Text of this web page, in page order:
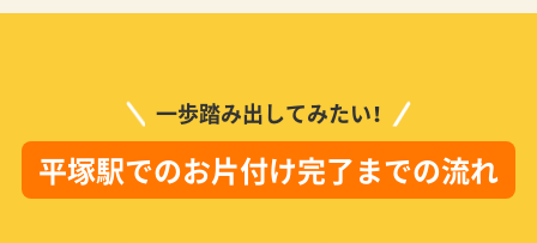
一歩踏み出してみたい！
平塚駅でのお片付け完了までの流れ